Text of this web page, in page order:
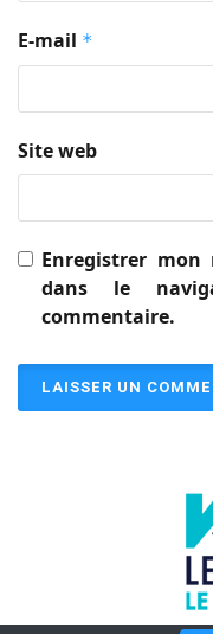
E-mail *
Site web
Enregistrer
dans le
commentaire.